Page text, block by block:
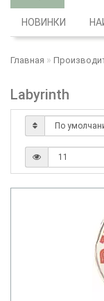
НОВИНКИ
Главная
Labyrinth